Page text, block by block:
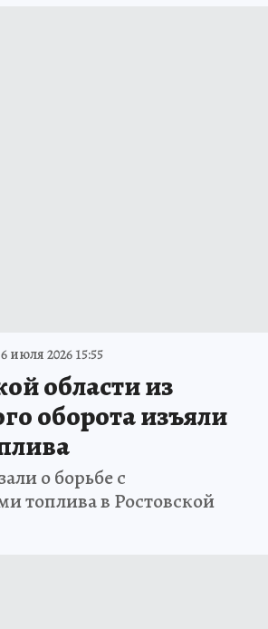
6 июля 2026 15:55
области из
оборота изъяли
о борьбе с
топлива в Ростовской